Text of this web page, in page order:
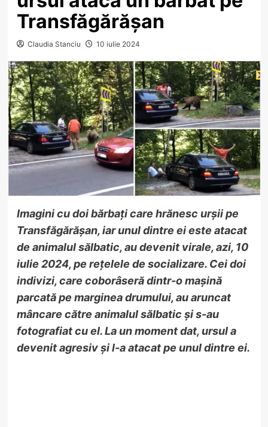
Transfăgărășan
Claudia Stanciu 10 iulie 2024
Imagini cu doi bărbați care hrănesc urșii pe
Transfăgărăşan, iar unul dintre ei este atacat
de animalul sălbatic, au devenit virale, azi, 10
iulie 2024, pe rețelele de socializare. Cei doi
indivizi, care coborâseră dintr-o maşină
parcată pe marginea drumului, au aruncat
mâncare către animalul sălbatic şi s-au
fotografiat cu el. La un moment dat, ursul a
devenit agresiv şi l-a atacat pe unul dintre ei.